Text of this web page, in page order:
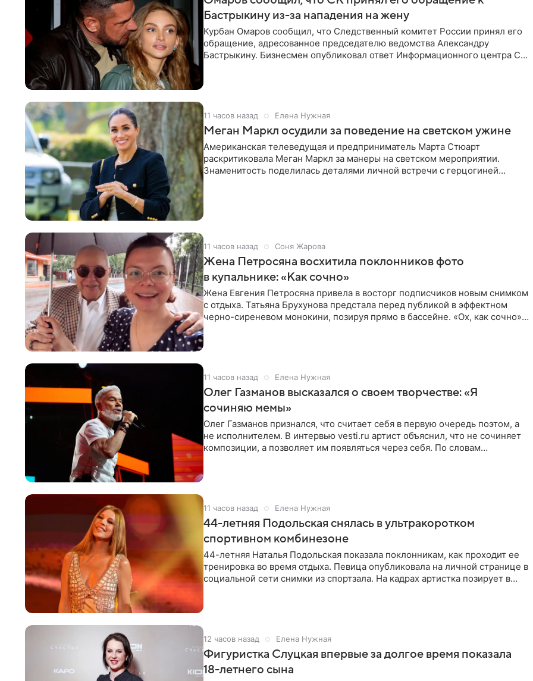
Бастрыкину из-за нападения на жену
Курбан Омаров сообщил, что Следственный комитет России принял его
обращение, адресованное председателю ведомства Александру
Бастрыкину. Бизнесмен опубликовал ответ Информационного центра СК
11 часов назад Елена Нужная
Меган Маркл осудили за поведение на светском ужине
Американская телеведущая и предприниматель Марта Стюарт
раскритиковала Меган Маркл за манеры на светском мероприятии.
Знаменитость поделилась деталями личной встречи с герцогиней
11 часов назад Соня Жарова
Жена Петросяна восхитила поклонников фото
в купальнике: «Как сочно»
Жена Евгения Петросяна привела в восторг подписчиков новым снимком
с отдыха. Татьяна Брухунова предстала перед публикой в эффектном
черно-сиреневом монокини, позируя прямо в бассейне. «Ох, как сочно»,
11 часов назад Елена Нужная
Олег Газманов высказался о своем творчестве: «Я
сочиняю мемы»
Олег Газманов признался, что считает себя в первую очередь поэтом, а
не исполнителем. В интервью vesti.ru артист объяснил, что не сочиняет
композиции, а позволяет им появляться через себя. По словам
11 часов назад Елена Нужная
44-летняя Подольская снялась в ультракоротком
спортивном комбинезоне
44-летняя Наталья Подольская показала поклонникам, как проходит ее
тренировка во время отдыха. Певица опубликовала на личной странице в
социальной сети снимки из спортзала. На кадрах артистка позирует в
12 часов назад Елена Нужная
Фигуристка Слуцкая впервые за долгое время показала
18-летнего сына